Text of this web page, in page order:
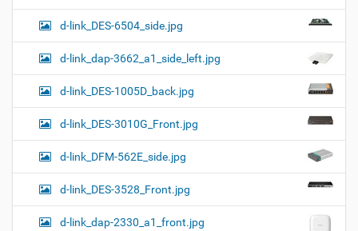
d-link_DES-6504_side.jpg
d-link_dap-3662_a1_side_left.jpg
d-link_DES-1005D_back.jpg
d-link_DES-3010G_Front.jpg
d-link_DFM-562E_side.jpg
d-link_DES-3528_Front.jpg
d-link_dap-2330_a1_front.jpg